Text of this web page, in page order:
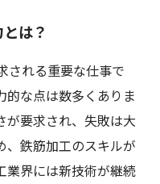
は？
される重要な仕事で
的な点は数多くありま
が要求され、失敗は大
、鉄筋加工のスキルが
業界には新技術が継続